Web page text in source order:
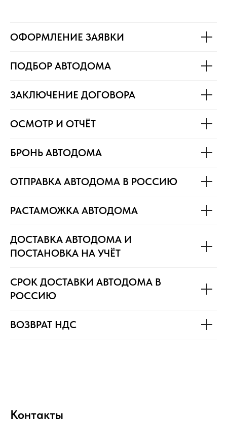
ОФОРМЛЕНИЕ ЗАЯВКИ
ПОДБОР АВТОДОМА
ЗАКЛЮЧЕНИЕ ДОГОВОРА
ОСМОТР И ОТЧЁТ
БРОНЬ АВТОДОМА
ОТПРАВКА АВТОДОМА В РОССИЮ
РАСТАМОЖКА АВТОДОМА
ДОСТАВКА АВТОДОМА И
ПОСТАНОВКА НА УЧЁТ
СРОК ДОСТАВКИ АВТОДОМА В
РОССИЮ
ВОЗВРАТ НДС
Контакты